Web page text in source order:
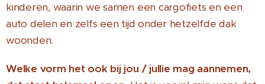
kinderen, waarin we samen een cargofiets en een
auto delen en zelfs een tijd onder hetzelfde dak
woonden.
Welke vorm het ook bij jou / jullie mag aannemen,